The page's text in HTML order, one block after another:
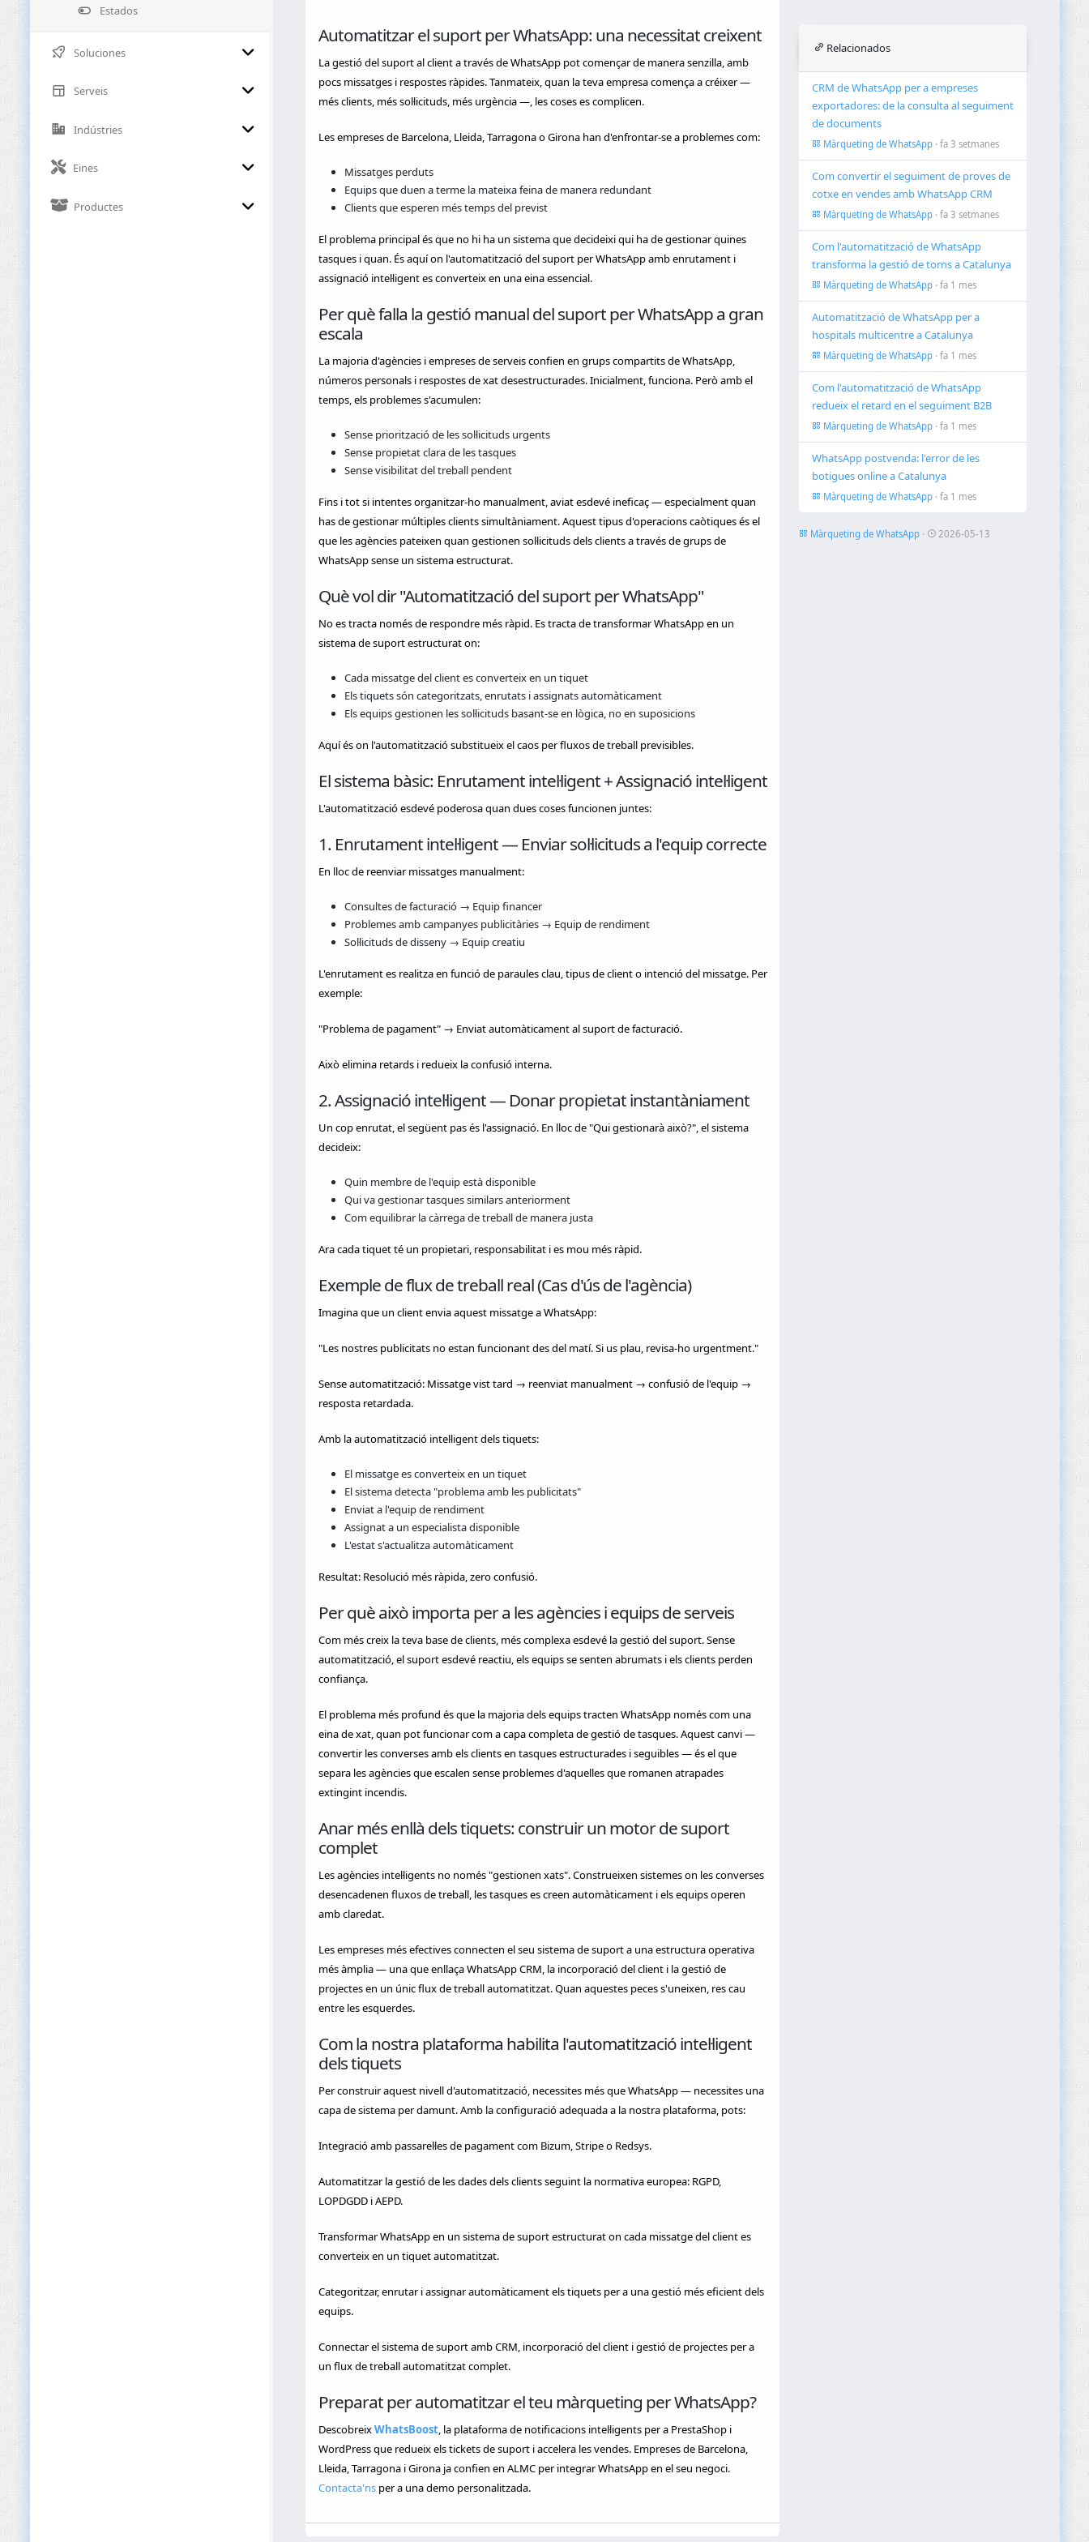
Estados
Soluciones
Serveis
Indústries
Eines
Productes
Automatitzar el suport per WhatsApp: una necessitat creixent
La gestió del suport al client a través de WhatsApp pot començar de manera senzilla, amb
pocs missatges i respostes ràpides. Tanmateix, quan la teva empresa comença a créixer —
més clients, més sol·licituds, més urgència —, les coses es complicen.
Les empreses de Barcelona, Lleida, Tarragona o Girona han d'enfrontar-se a problemes com:
Missatges perduts
Equips que duen a terme la mateixa feina de manera redundant
Clients que esperen més temps del previst
El problema principal és que no hi ha un sistema que decideixi qui ha de gestionar quines
tasques i quan. És aquí on l'automatització del suport per WhatsApp amb enrutament i
assignació intel·ligent es converteix en una eina essencial.
Per què falla la gestió manual del suport per WhatsApp a gran
escala
La majoria d'agències i empreses de serveis confien en grups compartits de WhatsApp,
números personals i respostes de xat desestructurades. Inicialment, funciona. Però amb el
temps, els problemes s'acumulen:
Sense priorització de les sol·licituds urgents
Sense propietat clara de les tasques
Sense visibilitat del treball pendent
Fins i tot si intentes organitzar-ho manualment, aviat esdevé ineficaç — especialment quan
has de gestionar múltiples clients simultàniament. Aquest tipus d'operacions caòtiques és el
que les agències pateixen quan gestionen sol·licituds dels clients a través de grups de
WhatsApp sense un sistema estructurat.
Què vol dir "Automatització del suport per WhatsApp"
No es tracta només de respondre més ràpid. Es tracta de transformar WhatsApp en un
sistema de suport estructurat on:
Cada missatge del client es converteix en un tiquet
Els tiquets són categoritzats, enrutats i assignats automàticament
Els equips gestionen les sol·licituds basant-se en lògica, no en suposicions
Aquí és on l'automatització substitueix el caos per fluxos de treball previsibles.
El sistema bàsic: Enrutament intel·ligent + Assignació intel·ligent
L'automatització esdevé poderosa quan dues coses funcionen juntes:
1. Enrutament intel·ligent — Enviar sol·licituds a l'equip correcte
En lloc de reenviar missatges manualment:
Consultes de facturació → Equip financer
Problemes amb campanyes publicitàries → Equip de rendiment
Sol·licituds de disseny → Equip creatiu
L'enrutament es realitza en funció de paraules clau, tipus de client o intenció del missatge. Per
exemple:
"Problema de pagament" → Enviat automàticament al suport de facturació.
Això elimina retards i redueix la confusió interna.
2. Assignació intel·ligent — Donar propietat instantàniament
Un cop enrutat, el següent pas és l'assignació. En lloc de "Qui gestionarà això?", el sistema
decideix:
Quin membre de l'equip està disponible
Qui va gestionar tasques similars anteriorment
Com equilibrar la càrrega de treball de manera justa
Ara cada tiquet té un propietari, responsabilitat i es mou més ràpid.
Exemple de flux de treball real (Cas d'ús de l'agència)
Imagina que un client envia aquest missatge a WhatsApp:
"Les nostres publicitats no estan funcionant des del matí. Si us plau, revisa-ho urgentment."
Sense automatització: Missatge vist tard → reenviat manualment → confusió de l'equip →
resposta retardada.
Amb la automatització intel·ligent dels tiquets:
El missatge es converteix en un tiquet
El sistema detecta "problema amb les publicitats"
Enviat a l'equip de rendiment
Assignat a un especialista disponible
L'estat s'actualitza automàticament
Resultat: Resolució més ràpida, zero confusió.
Per què això importa per a les agències i equips de serveis
Com més creix la teva base de clients, més complexa esdevé la gestió del suport. Sense
automatització, el suport esdevé reactiu, els equips se senten abrumats i els clients perden
confiança.
El problema més profund és que la majoria dels equips tracten WhatsApp només com una
eina de xat, quan pot funcionar com a capa completa de gestió de tasques. Aquest canvi —
convertir les converses amb els clients en tasques estructurades i seguibles — és el que
separa les agències que escalen sense problemes d'aquelles que romanen atrapades
extingint incendis.
Anar més enllà dels tiquets: construir un motor de suport
complet
Les agències intel·ligents no només "gestionen xats". Construeixen sistemes on les converses
desencadenen fluxos de treball, les tasques es creen automàticament i els equips operen
amb claredat.
Les empreses més efectives connecten el seu sistema de suport a una estructura operativa
més àmplia — una que enllaça WhatsApp CRM, la incorporació del client i la gestió de
projectes en un únic flux de treball automatitzat. Quan aquestes peces s'uneixen, res cau
entre les esquerdes.
Com la nostra plataforma habilita l'automatització intel·ligent
dels tiquets
Per construir aquest nivell d'automatització, necessites més que WhatsApp — necessites una
capa de sistema per damunt. Amb la configuració adequada a la nostra plataforma, pots:
Integració amb passarel·les de pagament com Bizum, Stripe o Redsys.
Automatitzar la gestió de les dades dels clients seguint la normativa europea: RGPD,
LOPDGDD i AEPD.
Transformar WhatsApp en un sistema de suport estructurat on cada missatge del client es
converteix en un tiquet automatitzat.
Categoritzar, enrutar i assignar automàticament els tiquets per a una gestió més eficient dels
equips.
Connectar el sistema de suport amb CRM, incorporació del client i gestió de projectes per a
un flux de treball automatitzat complet.
Preparat per automatitzar el teu màrqueting per WhatsApp?
DescobreixWhatsBoost, la plataforma de notificacions intel·ligents per a PrestaShop i
WordPress que redueix els tickets de suport i accelera les vendes. Empreses de Barcelona,
Lleida, Tarragona i Girona ja confien en ALMC per integrar WhatsApp en el seu negoci.
Contacta'nsper a una demo personalitzada.
Relacionados
CRM de WhatsApp per a empreses
exportadores: de la consulta al seguiment
de documents
Màrqueting de WhatsApp · fa 3 setmanes
Com convertir el seguiment de proves de
cotxe en vendes amb WhatsApp CRM
Màrqueting de WhatsApp · fa 3 setmanes
Com l'automatització de WhatsApp
transforma la gestió de torns a Catalunya
Màrqueting de WhatsApp · fa 1 mes
Automatització de WhatsApp per a
hospitals multicentre a Catalunya
Màrqueting de WhatsApp · fa 1 mes
Com l'automatització de WhatsApp
redueix el retard en el seguiment B2B
Màrqueting de WhatsApp · fa 1 mes
WhatsApp postvenda: l'error de les
botigues online a Catalunya
Màrqueting de WhatsApp · fa 1 mes
Màrqueting de WhatsApp · 2026-05-13